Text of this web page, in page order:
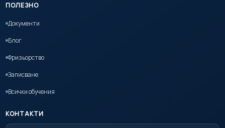
ПОЛЕЗНО
Документи
Блог
Фризьорство
Записване
Всички обучения
КОНТАКТИ